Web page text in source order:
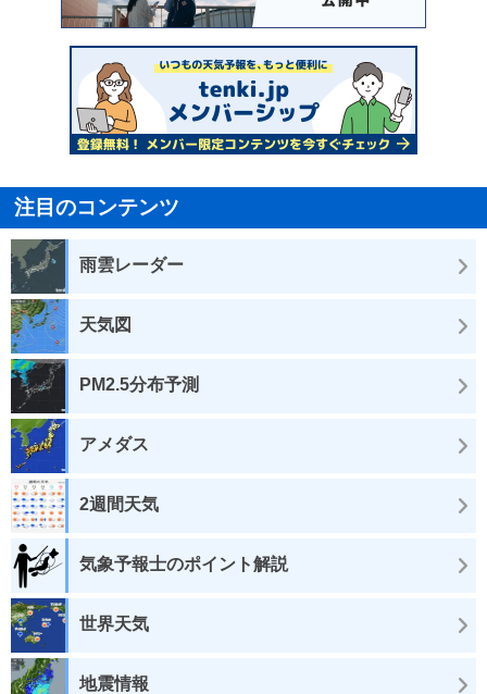
注目のコンテンツ
雨雲レーダー
天気図
PM2.5分布予測
アメダス
2週間天気
気象予報士のポイント解説
世界天気
地震情報